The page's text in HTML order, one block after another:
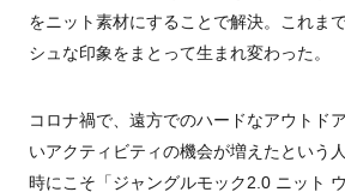
をニット素材にすることで解決。これま
シュな印象をまとって生まれ変わった。
コロナ禍で、遠方でのハードなアウトド
いアクティビティの機会が増えたという
時にこそ「ジャングルモック2.0 ニット